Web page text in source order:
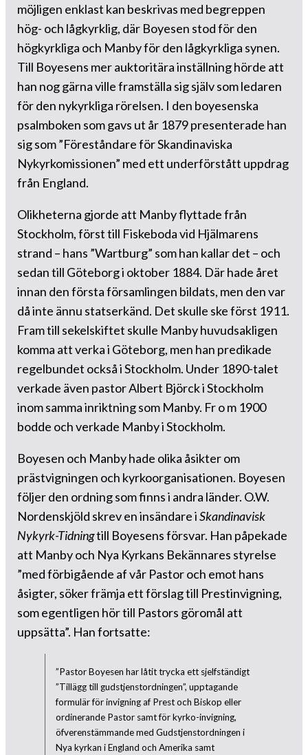
möjligen enklast kan beskrivas med begreppen
hög- och lågkyrklig, där Boyesen stod för den
högkyrkliga och Manby för den lågkyrkliga synen.
Till Boyesens mer auktoritära inställning hörde att
han nog gärna ville framställa sig själv som ledaren
för den nykyrkliga rörelsen. I den boyesenska
psalmboken som gavs ut år 1879 presenterade han
sig som ”Föreståndare för Skandinaviska
Nykyrkomissionen” med ett underförstått uppdrag
från England.
Olikheterna gjorde att Manby flyttade från
Stockholm, först till Fiskeboda vid Hjälmarens
strand – hans ”Wartburg” som han kallar det – och
sedan till Göteborg i oktober 1884. Där hade året
innan den första församlingen bildats, men den var
då inte ännu statserkänd. Det skulle ske först 1911.
Fram till sekelskiftet skulle Manby huvudsakligen
komma att verka i Göteborg, men han predikade
regelbundet också i Stockholm. Under 1890-talet
verkade även pastor Albert Björck i Stockholm
inom samma inriktning som Manby. Fr o m 1900
bodde och verkade Manby i Stockholm.
Boyesen och Manby hade olika åsikter om
prästvigningen och kyrkoorganisationen. Boyesen
följer den ordning som finns i andra länder. O.W.
Nordenskjöld skrev en insändare iSkandinavisk
Nykyrk-Tidningtill Boyesens försvar. Han påpekade
att Manby och Nya Kyrkans Bekännares styrelse
”med förbigående af vår Pastor och emot hans
åsigter, söker främja ett förslag till Prestinvigning,
som egentligen hör till Pastors göromål att
uppsätta”. Han fortsatte:
”Pastor Boyesen har låtit trycka ett sjelfständigt
”Tillägg till gudstjenstordningen”, upptagande
formulär för invigning af Prest och Biskop eller
ordinerande Pastor samt för kyrko-invigning,
öfverenstämmande med Gudstjenstordningen i
Nya kyrkan i England och Amerika samt